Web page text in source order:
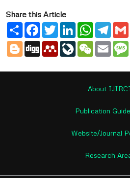
Share this Article
ShareFacebook
TwitterLinkedIn
Blogger
Digg MendeleyLiveJournal
WeChat
Email
About
Publication
Website/Journal
Research